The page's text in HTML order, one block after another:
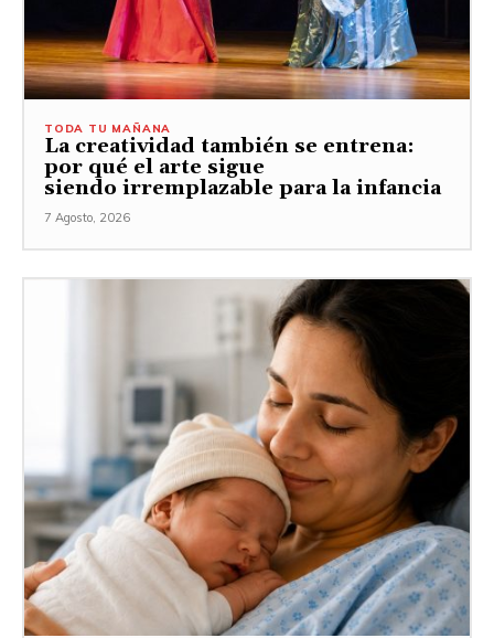
TODA TU MAÑANA
La creatividad también se entrena:
por qué el arte sigue
siendo irremplazable para la infancia
7 Agosto, 2026